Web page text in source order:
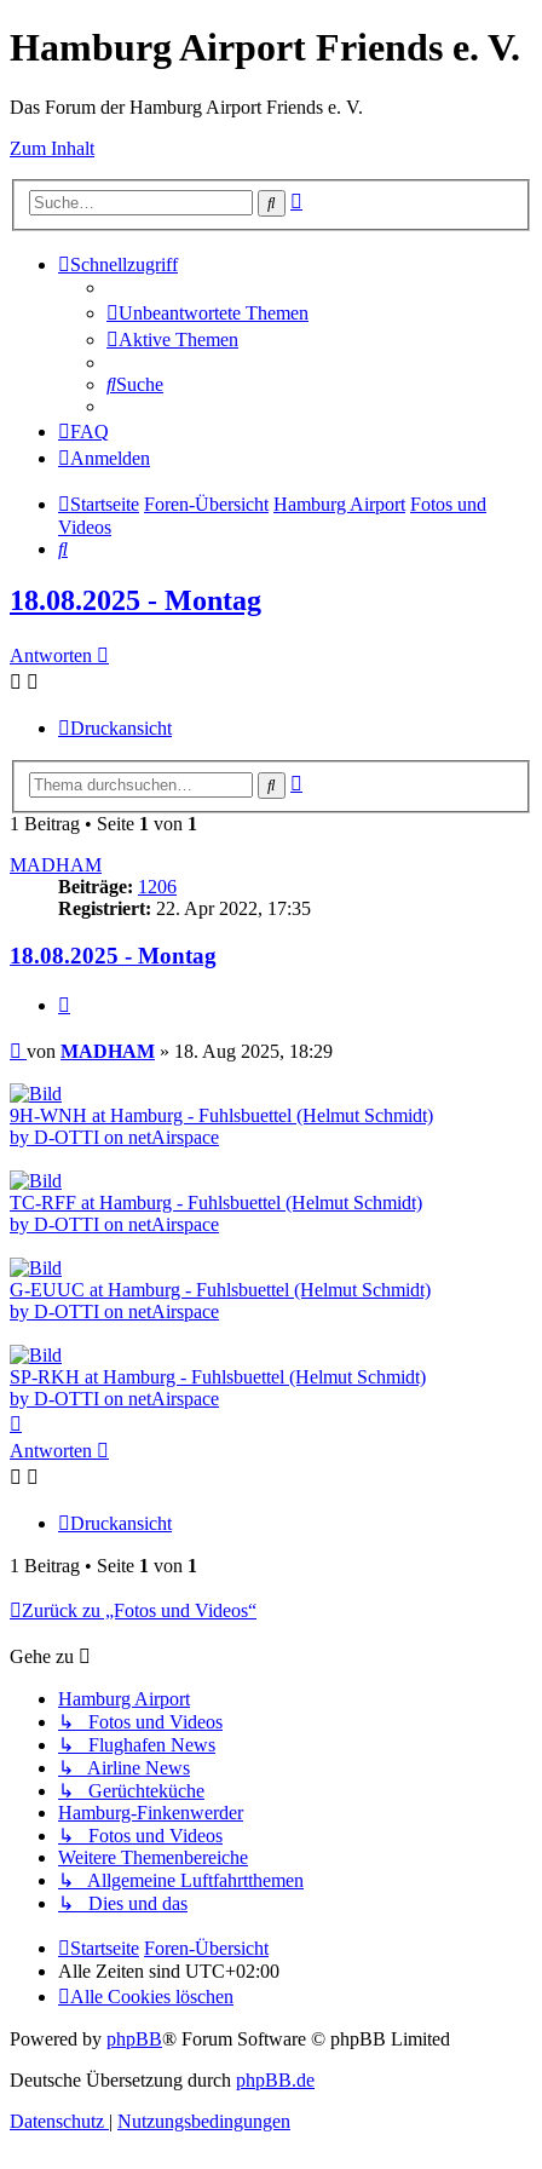
Hamburg Airport Friends e. V.
Das Forum der Hamburg Airport Friends e. V.
Zum Inhalt
Suche
Schnellzugriff
Unbeantwortete Themen
Aktive Themen
Suche
FAQ
Anmelden
Startseite Foren-Übersicht Hamburg Airport Fotos und
Videos
Suche
18.08.2025 - Montag
Antworten
Druckansicht
Suche
1 Beitrag • Seite 1 von 1
MADHAM
Beiträge: 1206
Registriert: 22. Apr 2022, 17:35
18.08.2025 - Montag
Beitrag
von MADHAM » 18. Aug 2025, 18:29
9H-WNH at Hamburg - Fuhlsbuettel (Helmut Schmidt)
by D-OTTI on netAirspace
TC-RFF at Hamburg - Fuhlsbuettel (Helmut Schmidt)
by D-OTTI on netAirspace
G-EUUC at Hamburg - Fuhlsbuettel (Helmut Schmidt)
by D-OTTI on netAirspace
SP-RKH at Hamburg - Fuhlsbuettel (Helmut Schmidt)
by D-OTTI on netAirspace
oben
Antworten
Druckansicht
1 Beitrag • Seite 1 von 1
Zurück zu „Fotos und Videos“
Gehe zu
Hamburg Airport
↳ Fotos und Videos
↳ Flughafen News
↳ Airline News
↳ Gerüchteküche
Hamburg-Finkenwerder
↳ Fotos und Videos
Weitere Themenbereiche
↳ Allgemeine Luftfahrtthemen
↳ Dies und das
Startseite Foren-Übersicht
Alle Zeiten sind UTC+02:00
Alle Cookies löschen
Powered by phpBB® Forum Software © phpBB Limited
Deutsche Übersetzung durch phpBB.de
Datenschutz | Nutzungsbedingungen